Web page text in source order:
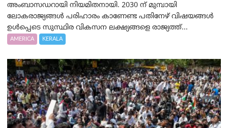
അംബാസഡറായി നിയമിതനായി. 2030 ന് മുമ്പായി
ലോകരാജ്യങ്ങൾ പരിഹാരം കാണേണ്ട പതിനേഴ് വിഷയങ്ങൾ
ഉൾപ്പെടെ സുസ്ഥിര വികസന ലക്ഷ്യങ്ങളെ രാജ്യത്ത്...
AMERICA KERALA